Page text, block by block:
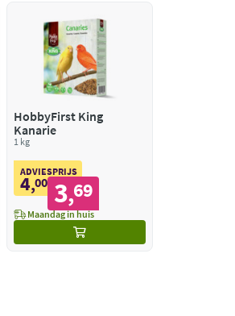
HobbyFirst King
Kanarie
1 kg
ADVIESPRIJS
4,00 3,69
Maandag in huis